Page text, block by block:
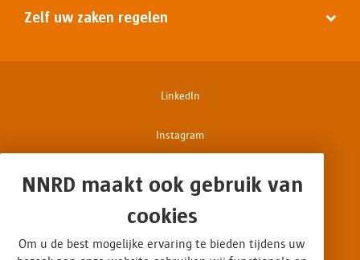
Zelf uw zaken regelen
LinkedIn
Instagram
Facebook
Disclaimer
Privacy & cookies
NNRD maakt ook gebruik van
cookies
Om u de best mogelijke ervaring te bieden tijdens uw